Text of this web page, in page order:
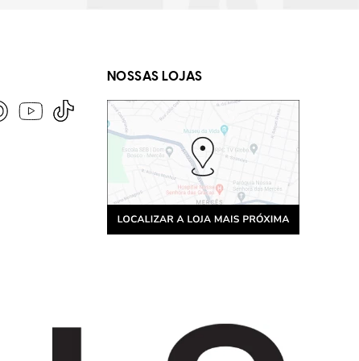
NOSSAS LOJAS